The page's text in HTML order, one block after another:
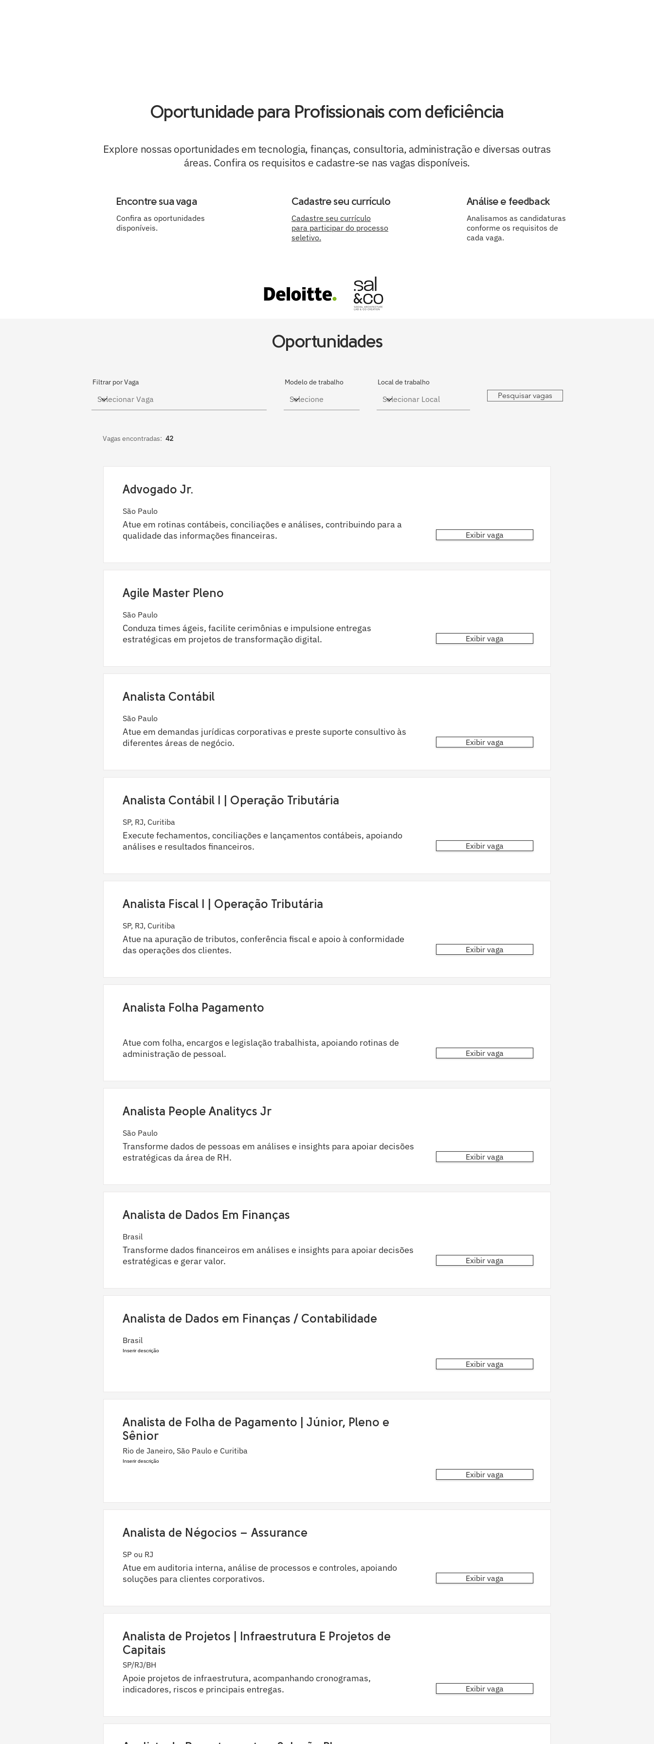
Oportunidade para Profissionais com deficiência
Explore nossas oportunidades em tecnologia, finanças, consultoria, administração e diversas outras
áreas. Confira os requisitos e cadastre-se nas vagas disponíveis.
Encontre sua vaga
Confira as oportunidades
disponíveis.
Cadastre seu currículo
Cadastre seu currículo
para participar do processo
seletivo.
Análise e feedback
Analisamos as candidaturas
conforme os requisitos de
cada vaga.
Oportunidades
Filtrar por Vaga Modelo de trabalho Local de trabalho
Pesquisar vagas
Vagas encontradas: 42
Advogado Jr.
São Paulo
Atue em rotinas contábeis, conciliações e análises, contribuindo para a
qualidade das informações financeiras.
Exibir vaga
Agile Master Pleno
São Paulo
Conduza times ágeis, facilite cerimônias e impulsione entregas
estratégicas em projetos de transformação digital.
Exibir vaga
Analista Contábil
São Paulo
Atue em demandas jurídicas corporativas e preste suporte consultivo às
diferentes áreas de negócio.
Exibir vaga
Analista Contábil I | Operação Tributária
SP, RJ, Curitiba
Execute fechamentos, conciliações e lançamentos contábeis, apoiando
análises e resultados financeiros.
Exibir vaga
Analista Fiscal I | Operação Tributária
SP, RJ, Curitiba
Atue na apuração de tributos, conferência fiscal e apoio à conformidade
das operações dos clientes.
Exibir vaga
Analista Folha Pagamento
Atue com folha, encargos e legislação trabalhista, apoiando rotinas de
administração de pessoal.
Exibir vaga
Analista People Analitycs Jr
São Paulo
Transforme dados de pessoas em análises e insights para apoiar decisões
estratégicas da área de RH.
Exibir vaga
Analista de Dados Em Finanças
Brasil
Transforme dados financeiros em análises e insights para apoiar decisões
estratégicas e gerar valor.
Exibir vaga
Analista de Dados em Finanças / Contabilidade
Brasil
Inserir descrição
Exibir vaga
Analista de Folha de Pagamento | Júnior, Pleno e
Sênior
Rio de Janeiro, São Paulo e Curitiba
Inserir descrição
Exibir vaga
Analista de Négocios – Assurance
SP ou RJ
Atue em auditoria interna, análise de processos e controles, apoiando
soluções para clientes corporativos.
Exibir vaga
Analista de Projetos | Infraestrutura E Projetos de
Capitais
SP/RJ/BH
Apoie projetos de infraestrutura, acompanhando cronogramas,
indicadores, riscos e principais entregas.
Exibir vaga